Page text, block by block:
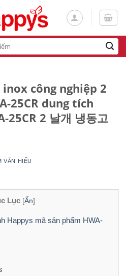
công nghiệp 2
25CR dung tích
25CR 2 날개 냉동고
VĂN HIẾU
Lục [Ẩn]
Happys mã sản phẩm HWA-